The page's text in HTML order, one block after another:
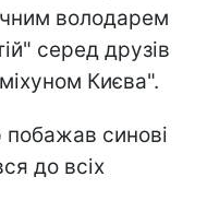
володарем
серед друзів
Києва".
синові
до всіх